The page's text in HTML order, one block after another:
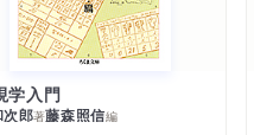
学入門
郎著藤森照信編